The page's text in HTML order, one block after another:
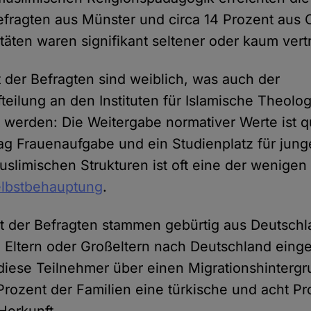
aus Münster und circa 14 Prozent aus
waren signifikant seltener oder kaum
der Befragten sind weiblich, was auch der
an den Instituten für Islamische
Die Weitergabe normativer Werte ist
Frauenaufgabe und ein Studienplatz für
Strukturen ist oft eine der
.
der Befragten stammen gebürtig aus
oder Großeltern nach Deutschland
Teilnehmer über einen
der Familien eine türkische und acht